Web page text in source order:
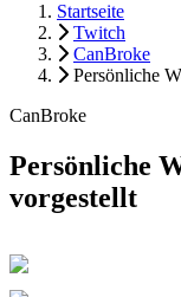
Startseite
Twitch
CanBroke
Persönliche
CanBroke
Persönliche
vorgestellt